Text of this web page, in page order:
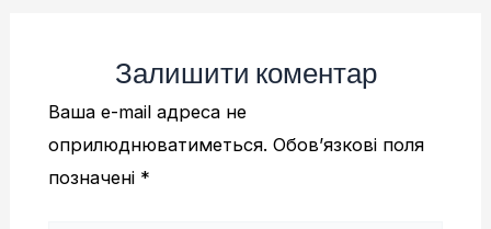
Залишити коментар
Ваша e-mail адреса не
оприлюднюватиметься. Обов’язкові поля
позначені *